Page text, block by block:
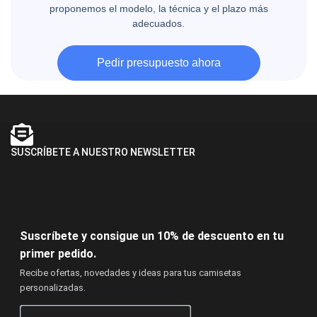
proponemos el modelo, la técnica y el plazo más
adecuados.
Pedir presupuesto ahora
SUSCRÍBETE A NUESTRO NEWSLETTER
Suscríbete y consigue un 10% de descuento en tu
primer pedido.
Recibe ofertas, novedades y ideas para tus camisetas
personalizadas.